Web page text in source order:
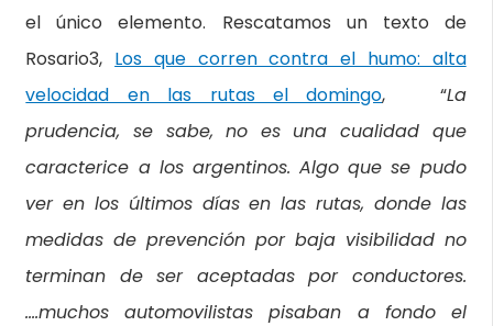
el único elemento. Rescatamos un texto de
Rosario3, Los que corren contra el humo: alta
velocidad en las rutas el domingo, “La
prudencia, se sabe, no es una cualidad que
caracterice a los argentinos. Algo que se pudo
ver en los últimos días en las rutas, donde las
medidas de prevención por baja visibilidad no
terminan de ser aceptadas por conductores.
….muchos automovilistas pisaban a fondo el